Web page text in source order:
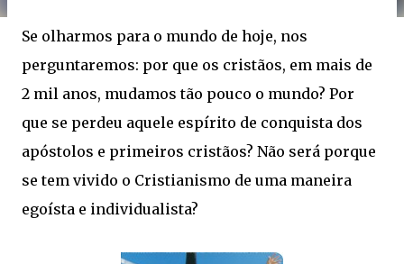
Se olharmos para o mundo de hoje, nos
perguntaremos: por que os cristãos, em mais de
2 mil anos, mudamos tão pouco o mundo? Por
que se perdeu aquele espírito de conquista dos
apóstolos e primeiros cristãos? Não será porque
se tem vivido o Cristianismo de uma maneira
egoísta e individualista?